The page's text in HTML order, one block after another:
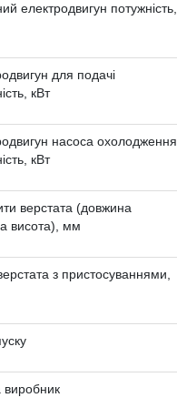
електродвигун потужність,
для подачі
кВт
насоса охолодження
кВт
верстата (довжина
висота), мм
з пристосуваннями,
виробник